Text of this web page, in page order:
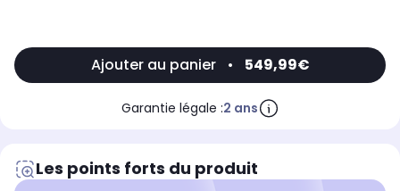
Ajouter au panier • 549,99€
Garantie légale :2 ans
Les points forts du produit